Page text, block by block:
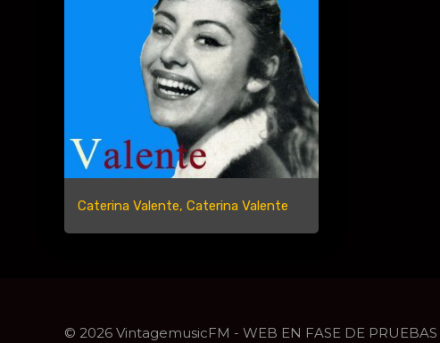
Caterina Valente, Caterina Valente
© 2026 VintagemusicFM - WEB EN FASE DE PRUEBAS